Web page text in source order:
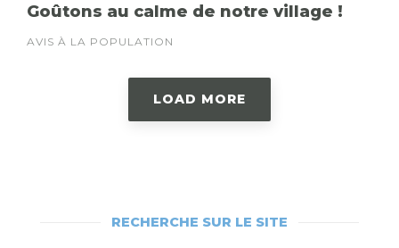
Goûtons au calme de notre village !
AVIS À LA POPULATION
LOAD MORE
RECHERCHE SUR LE SITE